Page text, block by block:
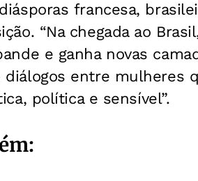
francesa,
“Na chegada ao
e ganha novas
diálogos entre mulheres
política e sensível”.